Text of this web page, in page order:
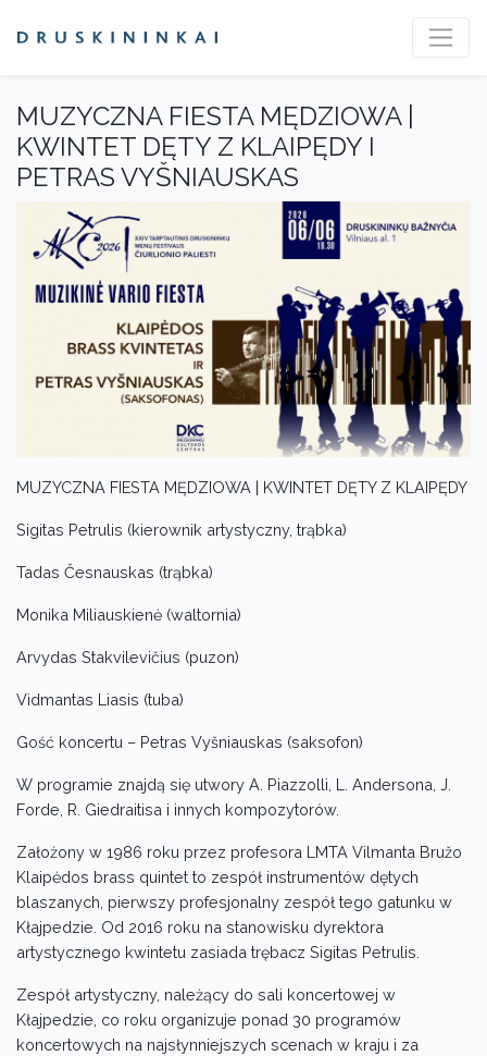
MUZYCZNA FIESTA MĘDZIOWA |
KWINTET DĘTY Z KLAIPĘDY I
PETRAS VYŠNIAUSKAS
MUZYCZNA FIESTA MĘDZIOWA | KWINTET DĘTY Z KLAIPĘDY
Sigitas Petrulis (kierownik artystyczny, trąbka)
Tadas Česnauskas (trąbka)
Monika Miliauskienė (waltornia)
Arvydas Stakvilevičius (puzon)
Vidmantas Liasis (tuba)
Gość koncertu – Petras Vyšniauskas (saksofon)
W programie znajdą się utwory A. Piazzolli, L. Andersona, J.
Forde, R. Giedraitisa i innych kompozytorów.
Założony w 1986 roku przez profesora LMTA Vilmanta Bružo
Klaipėdos brass quintet to zespół instrumentów dętych
blaszanych, pierwszy profesjonalny zespół tego gatunku w
Kłajpedzie. Od 2016 roku na stanowisku dyrektora
artystycznego kwintetu zasiada trębacz Sigitas Petrulis.
Zespół artystyczny, należący do sali koncertowej w
Kłajpedzie, co roku organizuje ponad 30 programów
koncertowych na najsłynniejszych scenach w kraju i za